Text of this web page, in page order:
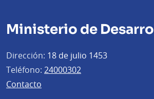
Ministerio de
Dirección: 18 de julio 1453
Teléfono: 24000302
Contacto